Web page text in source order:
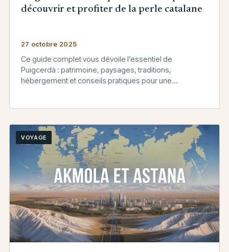
découvrir et profiter de la perle catalane
27 octobre 2025
Ce guide complet vous dévoile l’essentiel de
Puigcerdà : patrimoine, paysages, traditions,
hébergement et conseils pratiques pour une
VOYAGE